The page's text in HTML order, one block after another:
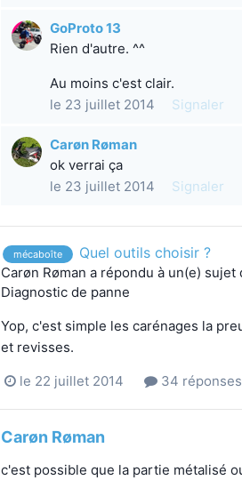
GoProto 13
Rien d'autre. ^^
Au moins c'est clair.
le 23 juillet 2014
Signaler
Carøn Røman
ok verrai ça
le 23 juillet 2014
Signaler
mécaboîte Quel outils choisir ?
Carøn Røman a répondu à un(e) sujet
Diagnostic de panne
Yop, c'est simple les carénages la
et revisses.
le 22 juillet 2014 34 réponses
Carøn Røman
c'est possible que la partie métalisé